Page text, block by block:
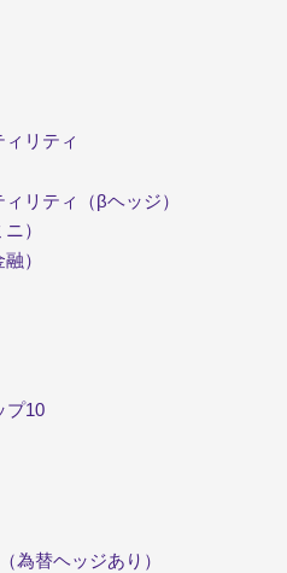
リティ
リティ（βヘッジ）
）
）
プ10
為替ヘッジあり）